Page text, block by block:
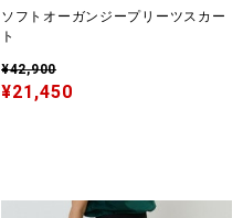
ソフトオーガンジープリーツスカー
ト
¥42,900
¥21,450